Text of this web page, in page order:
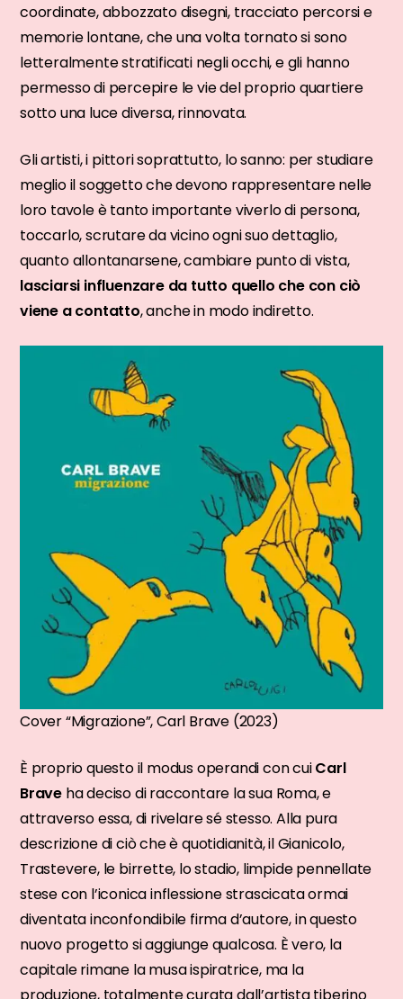
coordinate, abbozzato disegni, tracciato percorsi e
memorie lontane, che una volta tornato si sono
letteralmente stratificati negli occhi, e gli hanno
permesso di percepire le vie del proprio quartiere
sotto una luce diversa, rinnovata.
Gli artisti, i pittori soprattutto, lo sanno: per studiare
meglio il soggetto che devono rappresentare nelle
loro tavole è tanto importante viverlo di persona,
toccarlo, scrutare da vicino ogni suo dettaglio,
quanto allontanarsene, cambiare punto di vista,
lasciarsi influenzare da tutto quello che con ciò
viene a contatto, anche in modo indiretto.
Cover “Migrazione”, Carl Brave (2023)
È proprio questo il modus operandi con cuiCarl
Brave ha deciso di raccontare la sua Roma, e
attraverso essa, di rivelare sé stesso. Alla pura
descrizione di ciò che è quotidianità, il Gianicolo,
Trastevere, le birrette, lo stadio, limpide pennellate
stese con l’iconica inflessione strascicata ormai
diventata inconfondibile firma d’autore, in questo
nuovo progetto si aggiunge qualcosa. È vero, la
capitale rimane la musa ispiratrice, ma la
produzione, totalmente curata dall’artista tiberino